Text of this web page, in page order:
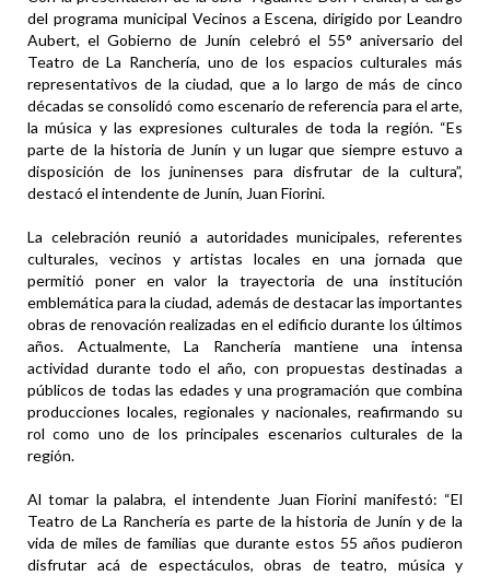
del programa municipal Vecinos a Escena, dirigido por Leandro
Aubert, el Gobierno de Junín celebró el 55° aniversario del
Teatro de La Ranchería, uno de los espacios culturales más
representativos de la ciudad, que a lo largo de más de cinco
décadas se consolidó como escenario de referencia para el arte,
la música y las expresiones culturales de toda la región. “Es
parte de la historia de Junín y un lugar que siempre estuvo a
disposición de los juninenses para disfrutar de la cultura”,
destacó el intendente de Junín, Juan Fiorini.
La celebración reunió a autoridades municipales, referentes
culturales, vecinos y artistas locales en una jornada que
permitió poner en valor la trayectoria de una institución
emblemática para la ciudad, además de destacar las importantes
obras de renovación realizadas en el edificio durante los últimos
años. Actualmente, La Ranchería mantiene una intensa
actividad durante todo el año, con propuestas destinadas a
públicos de todas las edades y una programación que combina
producciones locales, regionales y nacionales, reafirmando su
rol como uno de los principales escenarios culturales de la
región.
Al tomar la palabra, el intendente Juan Fiorini manifestó: “El
Teatro de La Ranchería es parte de la historia de Junín y de la
vida de miles de familias que durante estos 55 años pudieron
disfrutar acá de espectáculos, obras de teatro, música y